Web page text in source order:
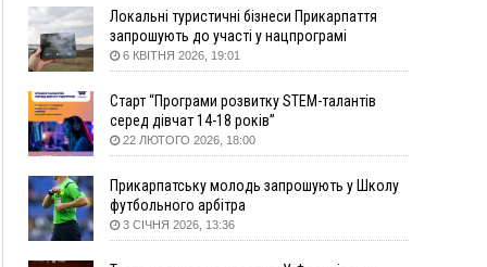
загиблих, десятки постраждалих і пожежі
(фото, відео)
04 Серпня
19:49
«Коли я обернувся, ворог уже був у нашій
траншеї»: командир з Надвірної на псевдо
«Француз»
чоловік
18:45
Є висока потреба у кількох групах крові:
прикарпатців просять у серпні ставати
Локальні туристичні бізнеси Прикарпаття
запрошують до участі у нацпрограмі
«Подорож до себе»
6 КВІТНЯ 2026, 19:01
Старт “Програми розвитку STEM-талантів
серед дівчат 14-18 років”
22 ЛЮТОГО 2026, 18:00
Прикарпатську молодь запрошують у Школу
футбольного арбітра
3 СІЧНЯ 2026, 13:36